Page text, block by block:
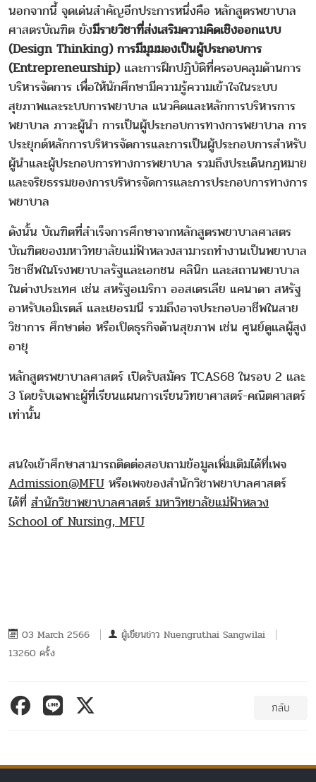
นอกจากนี้ จุดเด่นสำคัญอีกประการหนึ่งคือ หลักสูตรพยาบาล
ศาสตรบัณฑิต ยังมีรายวิชาที่ส่งเสริมความคิดเชิงออกแบบ
(Design Thinking) การมีมุมมองเป็นผู้ประกอบการ
(Entrepreneurship)และการฝึกปฏิบัติที่ครอบคลุมด้านการ
บริหารจัดการ เพื่อให้นักศึกษามีความรู้ความเข้าใจในระบบ
สุขภาพและระบบการพยาบาล แนวคิดและหลักการบริหารการ
พยาบาล ภาวะผู้นำ การเป็นผู้ประกอบการทางการพยาบาล การ
ประยุกต์หลักการบริหารจัดการและการเป็นผู้ประกอบการสำหรับ
ผู้นำและผู้ประกอบการทางการพยาบาล รวมถึงประเด็นกฎหมาย
และจริยธรรมของการบริหารจัดการและการประกอบการทางการ
พยาบาล
ดังนั้น บัณฑิตที่สำเร็จการศึกษาจากหลักสูตรพยาบาลศาสตร
บัณฑิตของมหาวิทยาลัยแม่ฟ้าหลวงสามารถทำงานเป็นพยาบาล
วิชาชีพในโรงพยาบาลรัฐและเอกชน คลินิก และสถานพยาบาล
ในต่างประเทศ เช่น สหรัฐอเมริกา ออสเตรเลีย แคนาดา สหรัฐ
อาหรับเอมิเรตส์ และเยอรมนี รวมถึงอาจประกอบอาชีพในสาย
วิชาการ ศึกษาต่อ หรือเปิดธุรกิจด้านสุขภาพ เช่น ศูนย์ดูแลผู้สูง
อายุ
หลักสูตรพยาบาลศาสตร์ เปิดรับสมัคร TCAS68 ในรอบ 2 และ
3 โดยรับเฉพาะผู้ที่เรียนแผนการเรียนวิทยาศาสตร์-คณิตศาสตร์
เท่านั้น
สนใจเข้าศึกษาสามารถติดต่อสอบถามข้อมูลเพิ่มเติมได้ที่เพจ
Admission@MFU หรือเพจของสำนักวิชาพยาบาลศาสตร์
ได้ที่ สำนักวิชาพยาบาลศาสตร์ มหาวิทยาลัยแม่ฟ้าหลวง
School of Nursing, MFU
03 March 2566 ผู้เขียนข่าว Nuengruthai Sangwilai
13260 ครั้ง
กลับ